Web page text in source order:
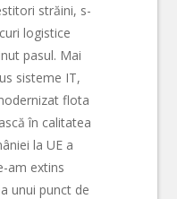
străini, s-
logistice
pasul. Mai
sisteme IT,
flota
în calitatea
la UE a
am extins
unui punct de